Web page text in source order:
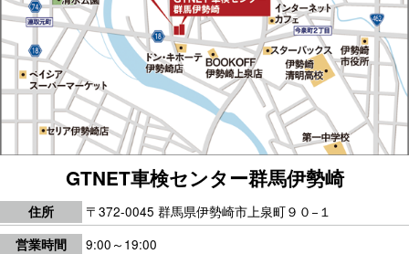
GTNET車検センター群馬伊勢崎
住所 〒372-0045 群馬県伊勢崎市上泉町９０−１
営業時間 9:00～19:00